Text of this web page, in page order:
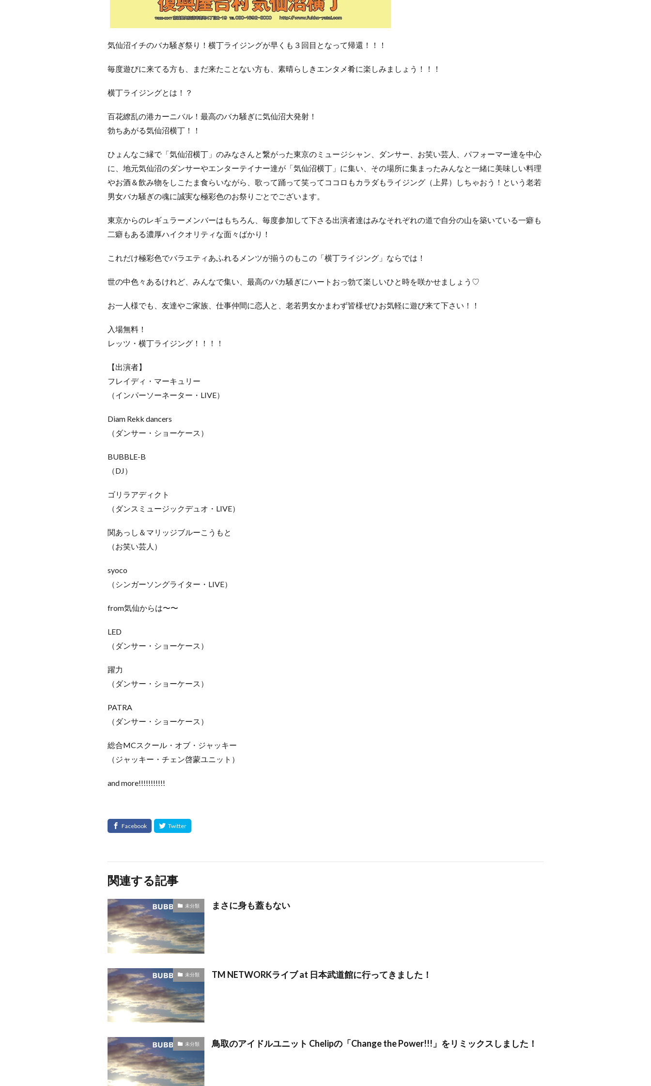
気仙沼イチのバカ騒ぎ祭り！横丁ライジングが早くも３回目となって帰還！！！
毎度遊びに来てる方も、まだ来たことない方も、素晴らしきエンタメ肴に楽しみましょう！！！
横丁ライジングとは！？
百花繚乱の港カーニバル！最高のバカ騒ぎに気仙沼大発射！
勃ちあがる気仙沼横丁！！
ひょんなご縁で「気仙沼横丁」のみなさんと繋がった東京のミュージシャン、ダンサー、お笑い芸人、パフォーマー達を中心
に、地元気仙沼のダンサーやエンターテイナー達が「気仙沼横丁」に集い、その場所に集まったみんなと一緒に美味しい料理
やお酒＆飲み物をしこたま食らいながら、歌って踊って笑ってココロもカラダもライジング（上昇）しちゃおう！という老若
男女バカ騒ぎの魂に誠実な極彩色のお祭りごとでございます。
東京からのレギュラーメンバーはもちろん、毎度参加して下さる出演者達はみなそれぞれの道で自分の山を築いている一癖も
二癖もある濃厚ハイクオリティな面々ばかり！
これだけ極彩色でバラエティあふれるメンツが揃うのもこの「横丁ライジング」ならでは！
世の中色々あるけれど、みんなで集い、最高のバカ騒ぎにハートおっ勃て楽しいひと時を咲かせましょう♡
お一人様でも、友達やご家族、仕事仲間に恋人と、老若男女かまわず皆様ぜひお気軽に遊び来て下さい！！
入場無料！
レッツ・横丁ライジング！！！！
【出演者】
フレイディ・マーキュリー
（インパーソーネーター・LIVE）
Diam Rekk dancers
（ダンサー・ショーケース）
BUBBLE-B
（DJ）
ゴリラアディクト
（ダンスミュージックデュオ・LIVE）
関あっし＆マリッジブルーこうもと
（お笑い芸人）
syoco
（シンガーソングライター・LIVE）
from気仙からは〜〜
LED
（ダンサー・ショーケース）
躍力
（ダンサー・ショーケース）
PATRA
（ダンサー・ショーケース）
総合MCスクール・オブ・ジャッキー
（ジャッキー・チェン啓蒙ユニット）
and more!!!!!!!!!!!
関連する記事
未分類 まさに身も蓋もない
未分類 TM NETWORKライブ at 日本武道館に行ってきました！
未分類 鳥取のアイドルユニット Chelipの「Change the Power!!!」をリミックスしました！